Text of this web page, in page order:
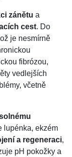
zánětu a
cest. Do
je nesmírně
fibrózou,
vedlejších
včetně
lupénka, ekzém
a regeneraci,
pH pokožky a